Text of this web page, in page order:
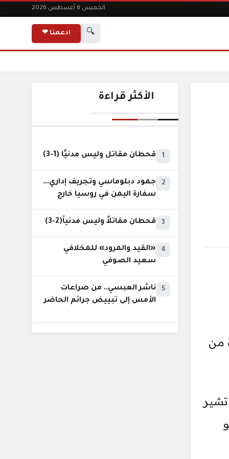
الخميس 6 أغسطس 2026
🔍 ادعمنا ❤
من
الأكثر قراءة
1 قحطان مقاتل وليس مدنيًا (1-3)
2
جمود دبلوماسي وتجريف إداري...
سفارة اليمن في روسيا خارج
3 قحطان مقاتلاً وليس مدنياً(2-3)
4
«القيد والمرود» للمخلافي
سعيد الصوفي
5
ناشر العبسي.. من صراعات
الأمس إلى تبييض جرائم الحاضر